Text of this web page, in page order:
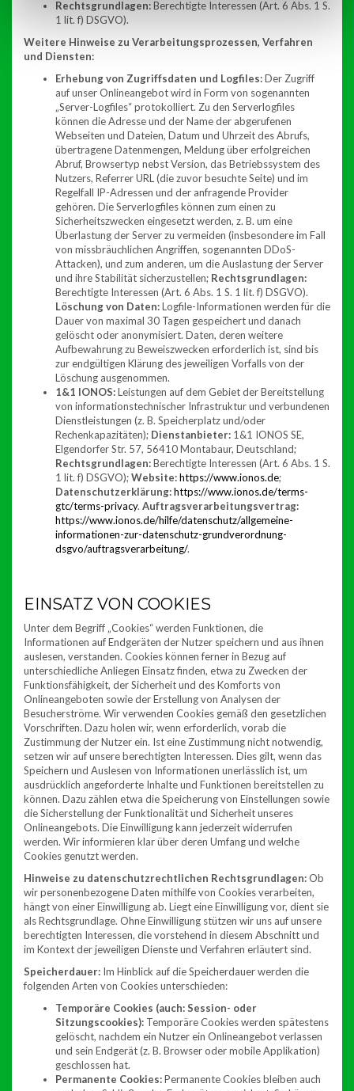
Rechtsgrundlagen:Berechtigte Interessen (Art. 6 Abs. 1 S.
1 lit. f) DSGVO).
Weitere Hinweise zu Verarbeitungsprozessen, Verfahren
und Diensten:
Erhebung von Zugriffsdaten und Logfiles:Der Zugriff
auf unser Onlineangebot wird in Form von sogenannten
„Server-Logfiles“ protokolliert. Zu den Serverlogfiles
können die Adresse und der Name der abgerufenen
Webseiten und Dateien, Datum und Uhrzeit des Abrufs,
übertragene Datenmengen, Meldung über erfolgreichen
Abruf, Browsertyp nebst Version, das Betriebssystem des
Nutzers, Referrer URL (die zuvor besuchte Seite) und im
Regelfall IP-Adressen und der anfragende Provider
gehören. Die Serverlogfiles können zum einen zu
Sicherheitszwecken eingesetzt werden, z. B. um eine
Überlastung der Server zu vermeiden (insbesondere im Fall
von missbräuchlichen Angriffen, sogenannten DDoS-
Attacken), und zum anderen, um die Auslastung der Server
und ihre Stabilität sicherzustellen; Rechtsgrundlagen:
Berechtigte Interessen (Art. 6 Abs. 1 S. 1 lit. f) DSGVO).
Löschung von Daten:Logfile-Informationen werden für die
Dauer von maximal 30 Tagen gespeichert und danach
gelöscht oder anonymisiert. Daten, deren weitere
Aufbewahrung zu Beweiszwecken erforderlich ist, sind bis
zur endgültigen Klärung des jeweiligen Vorfalls von der
Löschung ausgenommen.
1&1 IONOS:Leistungen auf dem Gebiet der Bereitstellung
von informationstechnischer Infrastruktur und verbundenen
Dienstleistungen (z. B. Speicherplatz und/oder
Rechenkapazitäten); Dienstanbieter: 1&1 IONOS SE,
Elgendorfer Str. 57, 56410 Montabaur, Deutschland;
Rechtsgrundlagen:Berechtigte Interessen (Art. 6 Abs. 1 S.
1 lit. f) DSGVO);Website:https://www.ionos.de;
Datenschutzerklärung:https://www.ionos.de/terms-
gtc/terms-privacy. Auftragsverarbeitungsvertrag:
https://www.ionos.de/hilfe/datenschutz/allgemeine-
informationen-zur-datenschutz-grundverordnung-
dsgvo/auftragsverarbeitung/.
EINSATZ VON COOKIES
Unter dem Begriff „Cookies“ werden Funktionen, die
Informationen auf Endgeräten der Nutzer speichern und aus ihnen
auslesen, verstanden. Cookies können ferner in Bezug auf
unterschiedliche Anliegen Einsatz finden, etwa zu Zwecken der
Funktionsfähigkeit, der Sicherheit und des Komforts von
Onlineangeboten sowie der Erstellung von Analysen der
Besucherströme. Wir verwenden Cookies gemäß den gesetzlichen
Vorschriften. Dazu holen wir, wenn erforderlich, vorab die
Zustimmung der Nutzer ein. Ist eine Zustimmung nicht notwendig,
setzen wir auf unsere berechtigten Interessen. Dies gilt, wenn das
Speichern und Auslesen von Informationen unerlässlich ist, um
ausdrücklich angeforderte Inhalte und Funktionen bereitstellen zu
können. Dazu zählen etwa die Speicherung von Einstellungen sowie
die Sicherstellung der Funktionalität und Sicherheit unseres
Onlineangebots. Die Einwilligung kann jederzeit widerrufen
werden. Wir informieren klar über deren Umfang und welche
Cookies genutzt werden.
Hinweise zu datenschutzrechtlichen Rechtsgrundlagen:Ob
wir personenbezogene Daten mithilfe von Cookies verarbeiten,
hängt von einer Einwilligung ab. Liegt eine Einwilligung vor, dient sie
als Rechtsgrundlage. Ohne Einwilligung stützen wir uns auf unsere
berechtigten Interessen, die vorstehend in diesem Abschnitt und
im Kontext der jeweiligen Dienste und Verfahren erläutert sind.
Speicherdauer: Im Hinblick auf die Speicherdauer werden die
folgenden Arten von Cookies unterschieden:
Temporäre Cookies (auch: Session- oder
Sitzungscookies): Temporäre Cookies werden spätestens
gelöscht, nachdem ein Nutzer ein Onlineangebot verlassen
und sein Endgerät (z. B. Browser oder mobile Applikation)
geschlossen hat.
Permanente Cookies:Permanente Cookies bleiben auch